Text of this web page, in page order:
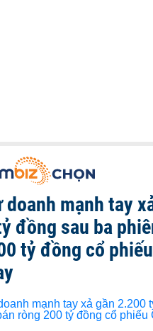
doanh mạnh tay
đồng sau ba
tỷ đồng cổ phiếu